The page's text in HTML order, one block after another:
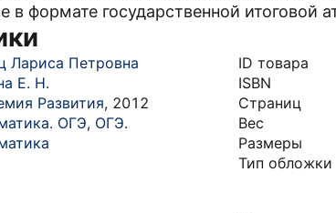
в формате государственной итоговой
Лариса Петровна
Е. Н.
Развития, 2012
ОГЭ, ОГЭ.
ID товара
ISBN
Страниц
Вес
Размеры
Тип обложки